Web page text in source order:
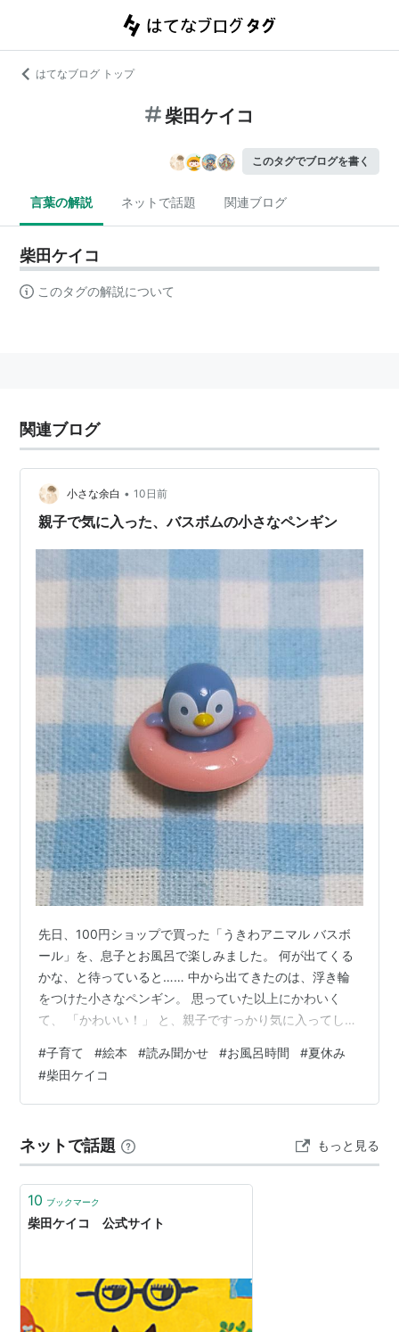
はてなブログ トップ
柴田ケイコ
このタグでブログを書く
言葉の解説 ネットで話題 関連ブログ
柴田ケイコ
このタグの解説について
関連ブログ
小さな余白 • 10日前
親子で気に入った、バスボムの小さなペンギン
先日、100円ショップで買った「うきわアニマル バスボ
ール」を、息子とお風呂で楽しみました。 何が出てくる
かな、と待っていると…… 中から出てきたのは、浮き輪
をつけた小さなペンギン。 思っていた以上にかわいく
て、 「かわいい！」 と、親子ですっかり気に入ってしま
みたり。 小さなおまけなのに、しばらく夢中になって遊
びました。 「ペンタくんみたい！」 遊んでいるうちに、
外した浮き輪をペンギンの頭にのせてみることに。 その
んの絵本『ドーナツペンタくん』です。 「ペンタくんみ
たい！」 お風呂から上がっ…
#子育て #絵本 #読み聞かせ #お風呂時間 #夏休み
#柴田ケイコ
ネットで話題 もっと見る
10 ブックマーク
柴田ケイコ 公式サイト